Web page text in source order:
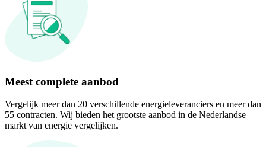
Meest complete aanbod
Vergelijk meer dan 20 verschillende energieleveranciers en meer dan
55 contracten. Wij bieden het grootste aanbod in de Nederlandse
markt van energie vergelijken.